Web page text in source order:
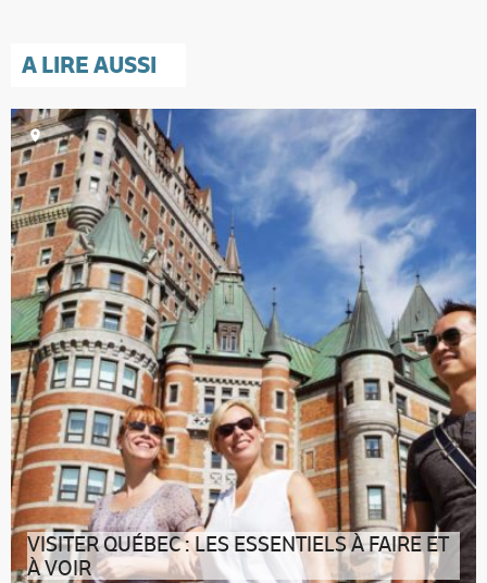
A LIRE AUSSI
VISITER QUÉBEC : LES ESSENTIELS À FAIRE ET
À VOIR